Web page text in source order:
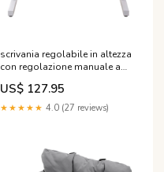
scrivania regolabile in altezza
con regolazione manuale a
manovella 120x60x72 117 cm
bianco 295711 2320610000
US$ 127.95
★★★★★ 4.0 (27 reviews)